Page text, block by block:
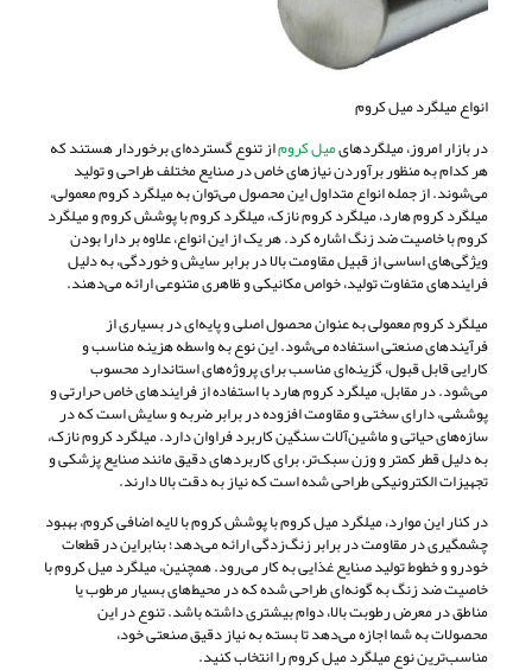
انواع میلگرد میل کروم
در بازار امروز، میلگردهایمیل کروماز تنوع گسترده‌ای برخوردار هستند که
هر کدام به منظور برآوردن نیازهای خاص در صنایع مختلف طراحی و تولید
می‌شوند. از جمله انواع متداول این محصول می‌توان به میلگرد کروم معمولی،
میلگرد کروم هارد، میلگرد کروم نازک، میلگرد کروم با پوشش کروم و میلگرد
کروم با خاصیت ضد زنگ اشاره کرد. هر یک از این انواع، علاوه بر دارا بودن
ویژگی‌های اساسی از قبیل مقاومت بالا در برابر سایش و خوردگی، به دلیل
فرایندهای متفاوت تولید، خواص مکانیکی و ظاهری متنوعی ارائه می‌دهند.
میلگرد کروم معمولی به عنوان محصول اصلی و پایه‌ای در بسیاری از
فرآیندهای صنعتی استفاده می‌شود. این نوع به واسطه هزینه مناسب و
کارایی قابل قبول، گزینه‌ای مناسب برای پروژه‌های استاندارد محسوب
می‌شود. در مقابل، میلگرد کروم هارد با استفاده از فرایندهای خاص حرارتی و
پوششی، دارای سختی و مقاومت افزوده در برابر ضربه و سایش است که در
سازه‌های حیاتی و ماشین‌آلات سنگین کاربرد فراوان دارد. میلگرد کروم نازک،
به دلیل قطر کمتر و وزن سبک‌تر، برای کاربردهای دقیق مانند صنایع پزشکی و
تجهیزات الکترونیکی طراحی شده است که نیاز به دقت بالا دارند.
در کنار این موارد، میلگرد میل کروم با پوشش کروم با لایه اضافی کروم، بهبود
چشمگیری در مقاومت در برابر زنگ‌زدگی ارائه می‌دهد؛ بنابراین در قطعات
خودرو و خطوط تولید صنایع غذایی به کار می‌رود. همچنین، میلگرد میل کروم با
خاصیت ضد زنگ به گونه‌ای طراحی شده که در محیط‌های بسیار مرطوب یا
مناطق در معرض رطوبت بالا، دوام بیشتری داشته باشد. تنوع در این
محصولات به شما اجازه می‌دهد تا بسته به نیاز دقیق صنعتی خود،
مناسب‌ترین نوع میلگرد میل کروم را انتخاب کنید.